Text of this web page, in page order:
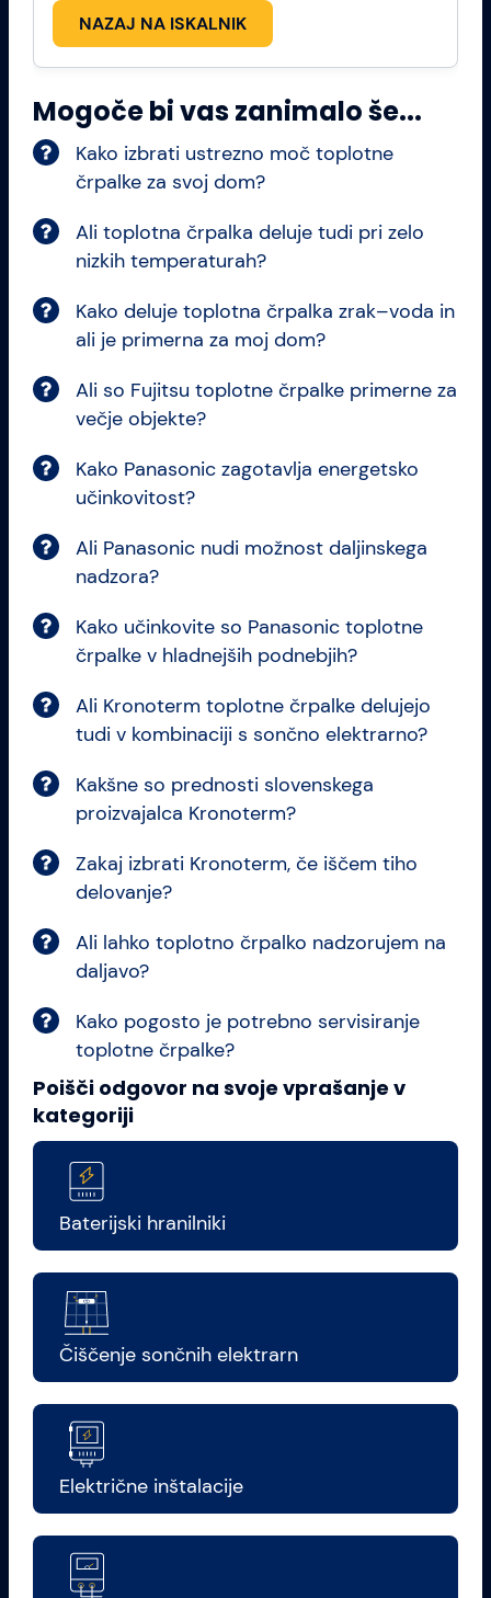
NAZAJ NA ISKALNIK
Mogoče bi vas zanimalo še...
Kako izbrati ustrezno moč toplotne
črpalke za svoj dom?
Ali toplotna črpalka deluje tudi pri zelo
nizkih temperaturah?
Kako deluje toplotna črpalka zrak–voda in
ali je primerna za moj dom?
Ali so Fujitsu toplotne črpalke primerne za
večje objekte?
Kako Panasonic zagotavlja energetsko
učinkovitost?
Ali Panasonic nudi možnost daljinskega
nadzora?
Kako učinkovite so Panasonic toplotne
črpalke v hladnejših podnebjih?
Ali Kronoterm toplotne črpalke delujejo
tudi v kombinaciji s sončno elektrarno?
Kakšne so prednosti slovenskega
proizvajalca Kronoterm?
Zakaj izbrati Kronoterm, če iščem tiho
delovanje?
Ali lahko toplotno črpalko nadzorujem na
daljavo?
Kako pogosto je potrebno servisiranje
toplotne črpalke?
Poišči odgovor na svoje vprašanje v
kategoriji
Baterijski hranilniki
Čiščenje sončnih elektrarn
Električne inštalacije